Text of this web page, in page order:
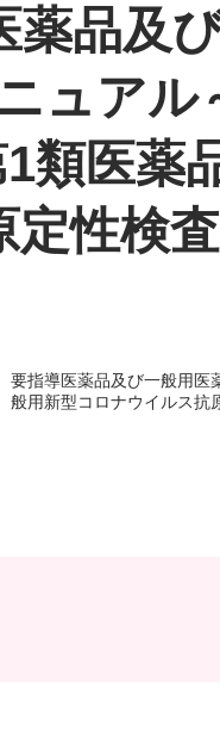
薬品及
ュアル
類医薬
定性検
要指導医薬品及び一般用医
般用新型コロナウイルス抗